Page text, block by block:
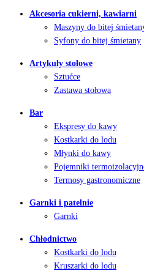
Akcesoria cukierni, kawiarni
Maszyny do bitej
Syfony do bitej śmietany
Artykuły stołowe
Sztućce
Zastawa stołowa
Bar
Ekspresy do kawy
Kostkarki do lodu
Młynki do kawy
Pojemniki
Termosy gastronomiczne
Garnki i patelnie
Garnki
Chłodnictwo
Kostkarki do lodu
Kruszarki do lodu